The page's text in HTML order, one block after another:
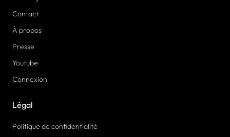
Contact
À propos
Presse
Youtube
Connexion
Légal
Politique de confidentialité